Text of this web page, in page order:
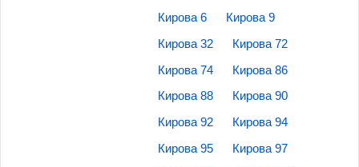
Кирова 6 Кирова 9
Кирова 32 Кирова 72
Кирова 74 Кирова 86
Кирова 88 Кирова 90
Кирова 92 Кирова 94
Кирова 95 Кирова 97